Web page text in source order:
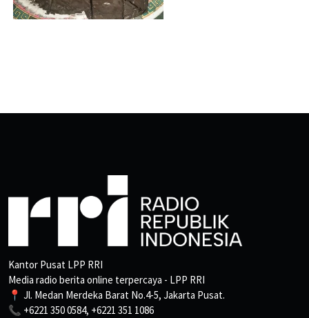
Kantor Pusat LPP RRI
Media radio berita online terpercaya - LPP RRI
📍 Jl. Medan Merdeka Barat No.4-5, Jakarta Pusat.
📞 +6221 350 0584, +6221 351 1086